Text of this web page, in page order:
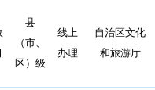
县
（市、
区）级
线上
办理
自治区文化
和旅游厅